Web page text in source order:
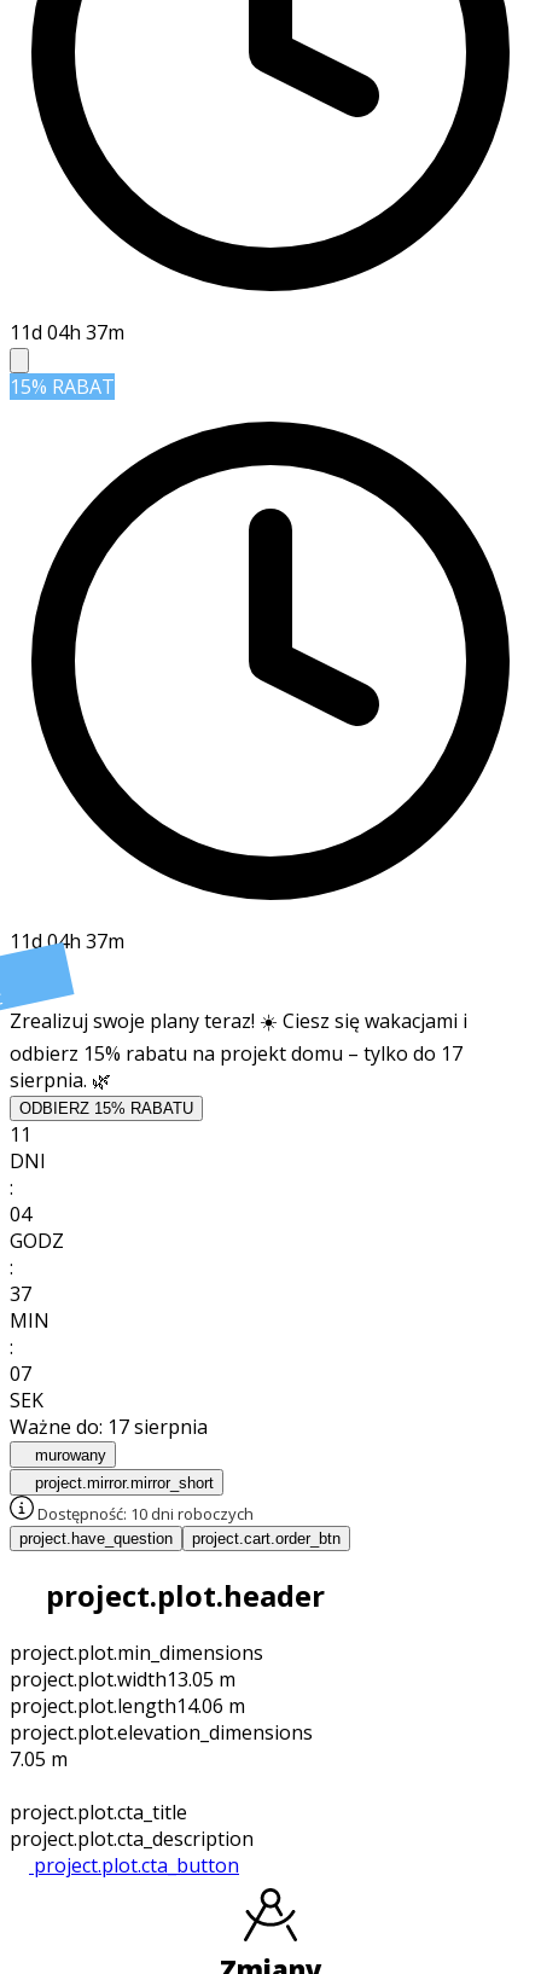
11d 04h 37m
15% RABAT
11d 04h 37m
Zrealizuj swoje plany teraz! ☀️ Ciesz się wakacjami i
odbierz 15% rabatu na projekt domu – tylko do 17
sierpnia. 🌿
ODBIERZ 15% RABATU
11
DNI
:
04
GODZ
:
37
MIN
:
06
SEK
Ważne do: 17 sierpnia
murowany
project.mirror.mirror_short
Dostępność: 10 dni roboczych
project.have_question project.cart.order_btn
project.plot.header
project.plot.min_dimensions
project.plot.width13.05 m
project.plot.length14.06 m
project.plot.elevation_dimensions
7.05 m
project.plot.cta_title
project.plot.cta_description
project.plot.cta_button